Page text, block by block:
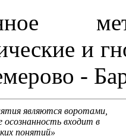
и
-
являются воротами,
осознанность входит в
понятий»